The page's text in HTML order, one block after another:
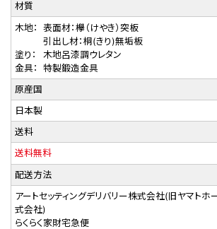
材質
木地：
表面材：欅（けやき）突板
引出し材：桐(きり)無垢板
塗り：
木地呂漆調ウレタン
金具：
特製鍛造金具
原産国
日本製
送料
送料無料
配送方法
アートセッティングデリバリー株式会社(旧ヤマトホ
式会社)
らくらく家財宅急便